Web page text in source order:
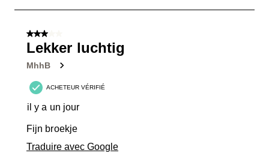
sur
avis.
3 sur 5 étoiles.
Lekker luchtig
MhhB
ACHETEUR VÉRIFIÉ
il y a un jour
Fijn broekje
Traduire avec Google